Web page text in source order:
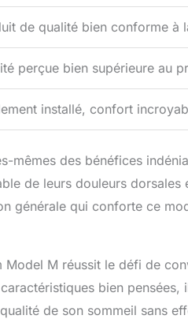
de qualité bien conforme à
perçue bien supérieure au
installé, confort
mêmes des bénéfices
de leurs douleurs dorsales
générale qui conforte ce
M réussit le défi de
bien pensées,
de son sommeil sans